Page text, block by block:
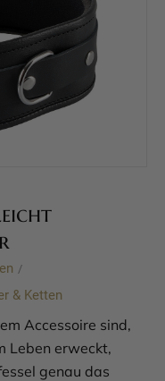
/
& Ketten
Accessoire sind,
Leben erweckt,
genau das